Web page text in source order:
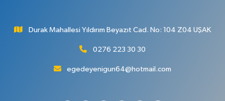
Durak Mahallesi Yıldırım Beyazıt Cad. No: 104 Z04 UŞAK
0276 223 30 30
egedeyenigun64@hotmail.com